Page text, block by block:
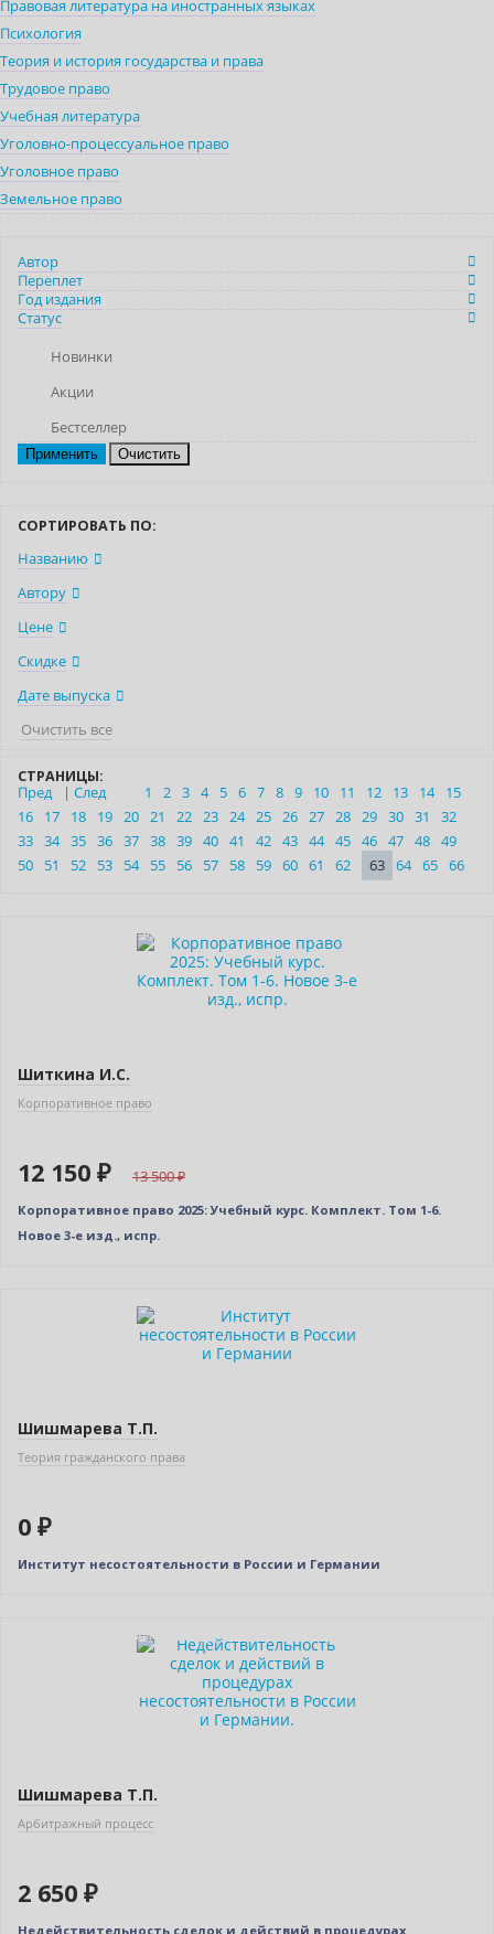
Правовая литература на иностранных языках
Психология
Теория и история государства и права
Трудовое право
Учебная литература
Уголовно-процессуальное право
Уголовное право
Земельное право
Автор
Переплет
Год издания
Статус
Новинки
Акции
Бестселлер
Очистить
СОРТИРОВАТЬ ПО:
Названию
Автору
Цене
Скидке
Дате выпуска
Очистить все
СТРАНИЦЫ:
Пред
| След 1 2 3 4 5 6 7 8 9 10 11 12 13 14
15
16
17 18 19 20 21 22 23 24 25 26 27 28 29 30 31
32
33 34 35 36 37 38 39 40 41 42 43 44 45 46 47 48 49
50
51 52 53 54 55 56 57 58 59 60 61 62 63 64 65 66
–10% (скидка 1350 ₽)
Шиткина И.С.
Корпоративное право
12 150 ₽ 13 500
Корпоративное право 2025: Учебный курс. Комплект. Том 1-6.
Новое 3-е изд., испр.
Шишмарева Т.П.
Теория гражданского права
0 ₽
Институт несостоятельности в России и Германии
Индивидуальный подход
Шишмарева Т.П.
Арбитражный процесс
2 650 ₽
Недействительность сделок и действий в процедурах